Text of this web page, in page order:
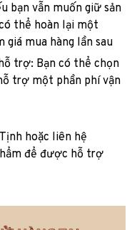
bạn vẫn muốn giữ sản
thể hoàn lại một
giá mua hàng lần sau
trợ: Bạn có thể chọn
trợ một phần phí vận
hoặc liên hệ
để được hỗ trợ